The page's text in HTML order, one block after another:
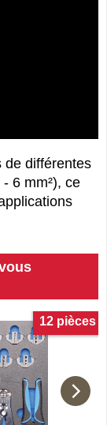
de différentes
6 mm²), ce
12 pièces